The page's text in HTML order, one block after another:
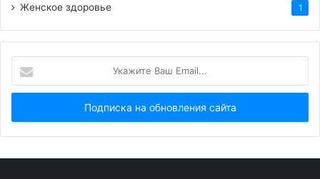
HTML-код для вставки на сайт и блог:
Ссылка на изображение:
Спелые куски арбуза.
Женское здоровье 1
Ваш
Email...